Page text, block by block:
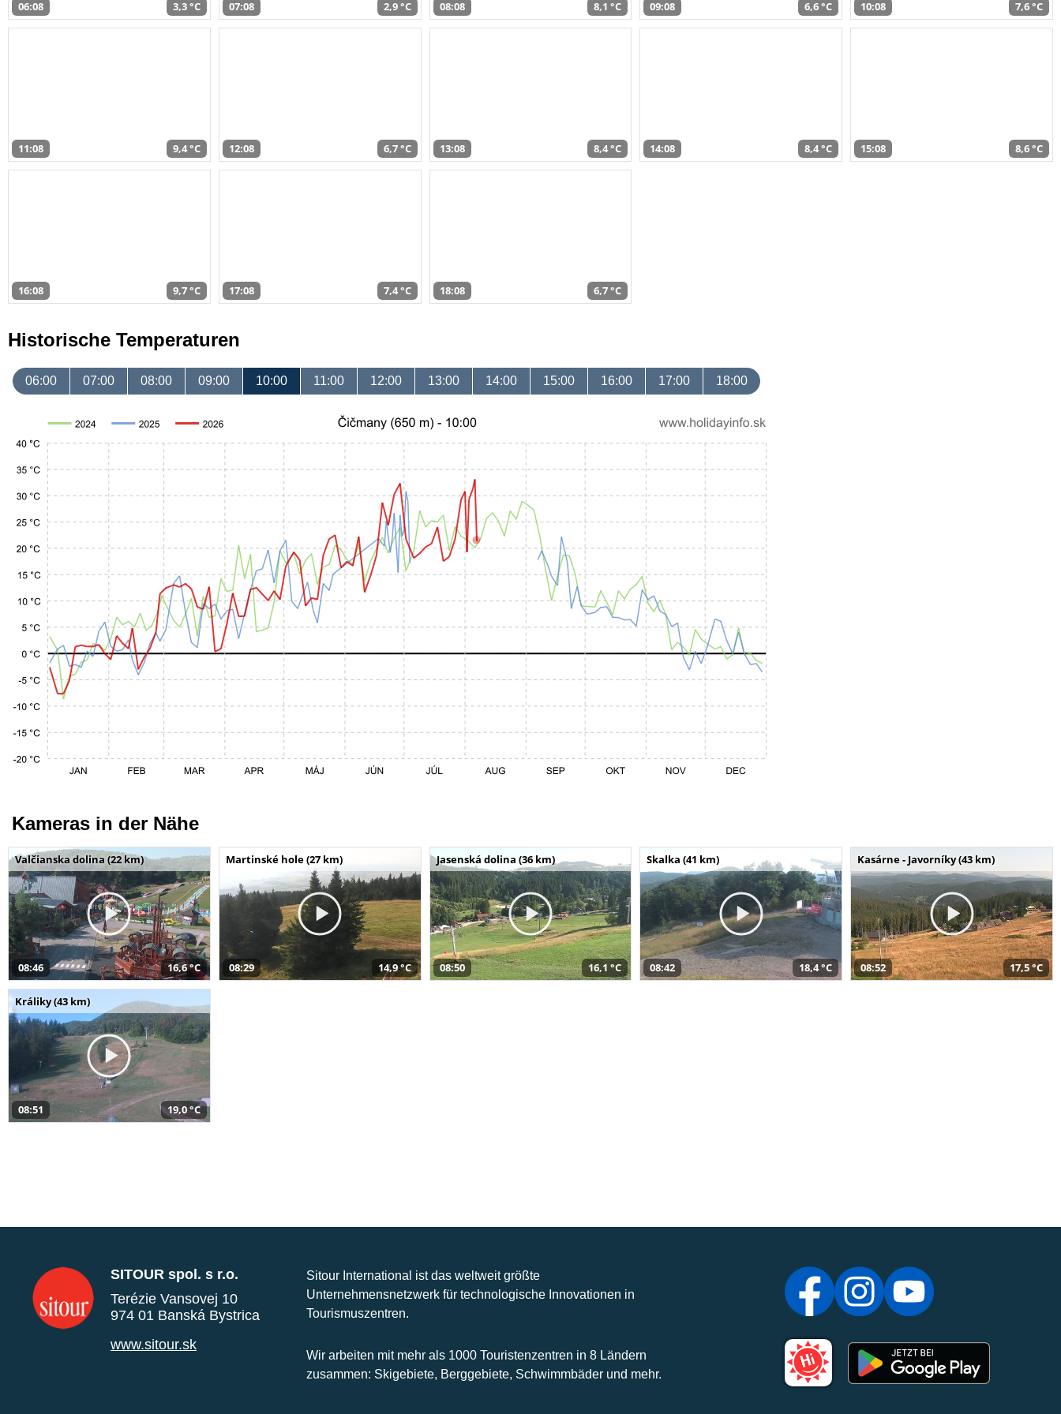
06:08 3,3 °C 07:08 2,9 °C 08:08 8,1 °C 09:08 6,6 °C 10:08 7,6 °C
11:08 9,4 °C 12:08 6,7 °C 13:08 8,4 °C 14:08 8,4 °C 15:08 8,6 °C
16:08 9,7 °C 17:08 7,4 °C 18:08 6,7 °C
Historische Temperaturen
06:00 07:00 08:00 09:00 10:00 11:00 12:00 13:00 14:00 15:00 16:00 17:00 18:00
Kameras in der Nähe
Valčianska dolina (22 km)
08:46 16,6 °C
Martinské hole (27 km)
08:29 14,9 °C
Jasenská dolina (36 km)
08:50 16,1 °C
Skalka (41 km)
08:42 18,4 °C
Kasárne - Javorníky (43 km)
08:52 17,5 °C
Králiky (43 km)
08:51 19,0 °C
SITOUR spol. s r.o.
Terézie Vansovej 10
974 01 Banská Bystrica
www.sitour.sk
Sitour International ist das weltweit größte
Unternehmensnetzwerk für technologische Innovationen in
Tourismuszentren.
Wir arbeiten mit mehr als 1000 Touristenzentren in 8 Ländern
zusammen: Skigebiete, Berggebiete, Schwimmbäder und mehr.